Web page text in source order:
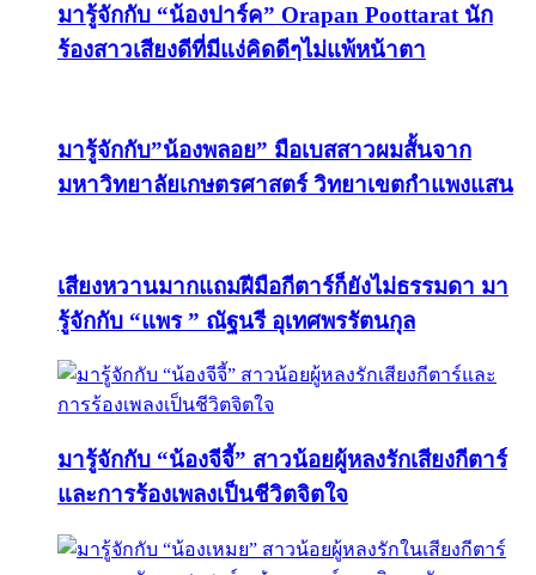
มารู้จักกับ “น้องปาร์ค” Orapan Poottarat นัก
ร้องสาวเสียงดีที่มีแง่คิดดีๆไม่แพ้หน้าตา
มารู้จักกับ”น้องพลอย” มือเบสสาวผมสั้นจาก
มหาวิทยาลัยเกษตรศาสตร์ วิทยาเขตกำแพงแสน
เสียงหวานมากแถมฝีมือกีตาร์ก็ยังไม่ธรรมดา มา
รู้จักกับ “แพร ” ณัฐนรี อุเทศพรรัตนกุล
มารู้จักกับ “น้องจีจี้” สาวน้อยผู้หลงรักเสียงกีตาร์
และการร้องเพลงเป็นชีวิตจิตใจ